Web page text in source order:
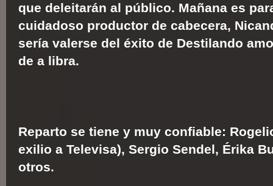
que deleitarán al público. Mañana es
cuidadoso productor de cabecera,
sería valerse del éxito de Destilando
de a libra.
Reparto se tiene y muy confiable:
exilio a Televisa), Sergio Sendel, Érika
otros.